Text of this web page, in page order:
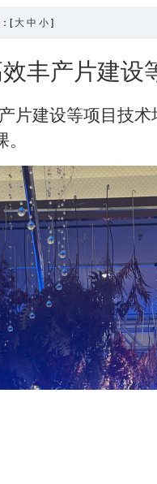
[ 大 中 小 ]
丰产片建设
片建设等项目技